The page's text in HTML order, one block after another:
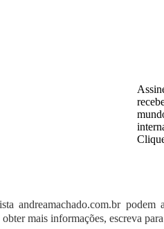
andreamachado.com.br
mais informações, escreva